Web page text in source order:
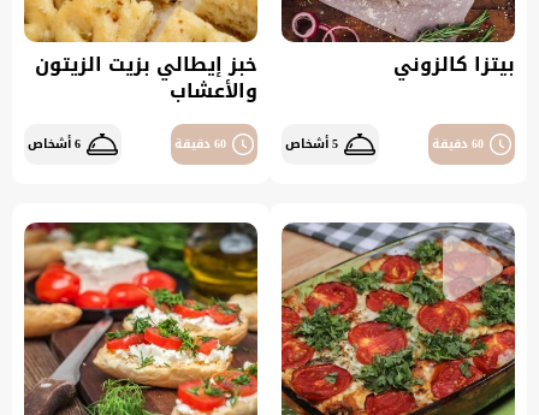
بيتزا كالزوني
60 دقيقة 5 أشخاص
خبز إيطالي بزيت الزيتون
والأعشاب
60 دقيقة 6 أشخاص